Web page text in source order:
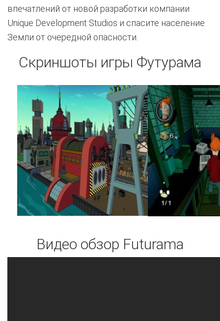
впечатлений от новой разработки компании
Unique Development Studios и спасите население
Земли от очередной опасности.
Скриншоты игры Футурама
Видео обзор Futurama